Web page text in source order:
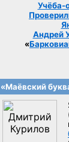
Учёба-
Андрей
«
«Маёвский